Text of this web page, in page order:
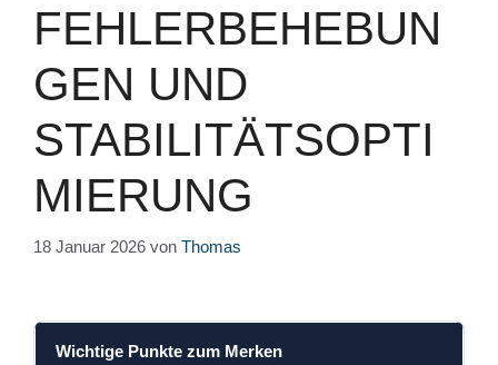
EHLERBEHEBUNG
EN UND S
TABILITÄTSOPTIM
IERUNG
18 Januar 2026 von Thomas
Wichtige Punkte zum Merken